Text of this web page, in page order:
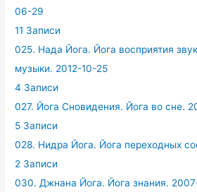
06-29
11 Записи
025. Нада Йога. Йога восприятия
музыки. 2012-10-25
4 Записи
027. Йога Сновидения. Йога во сне.
5 Записи
028. Нидра Йога. Йога переходных
2 Записи
030. Джнана Йога. Йога знания.